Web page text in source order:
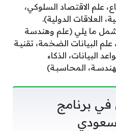
علم الاقتصاد السلوكي،
العلاقات الدولية).
ما يلي (علم وهندسة
علم البيانات الضخمة، تقنيـة
البيانات، الذكاء
المحاسبـة)
برنامج